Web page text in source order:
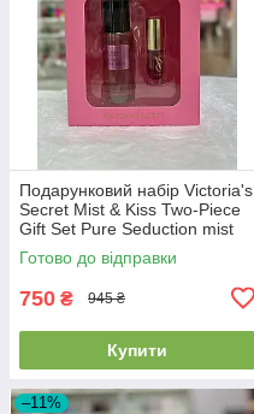
Подарунковий набір Victoria's
Secret Mist & Kiss Two-Piece
Gift Set Pure Seduction mist
75мл+ lip oil 3.2г
Готово до відправки
750 ₴ 945 ₴
Купити
–11%